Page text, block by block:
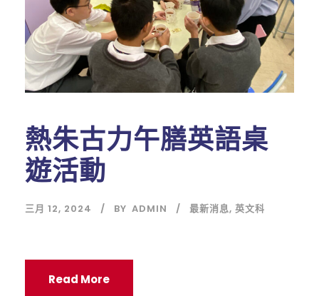
熱朱古力午膳英語桌
遊活動
三月 12, 2024 BY ADMIN 最新消息, 英文科
Read More